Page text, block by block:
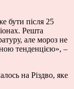
бути після 25
Решта
але мороз не
тенденцією», –
на Різдво, яке